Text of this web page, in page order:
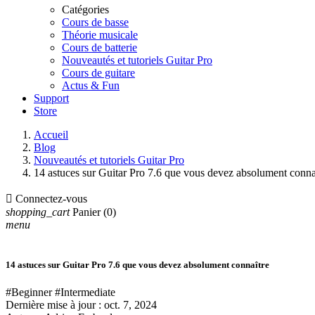
Catégories
Cours de basse
Théorie musicale
Cours de batterie
Nouveautés et tutoriels Guitar Pro
Cours de guitare
Actus & Fun
Support
Store
Accueil
Blog
Nouveautés et tutoriels Guitar Pro
14 astuces sur Guitar Pro 7.6 que vous devez absolument
 Connectez-vous
shopping_cart Panier (0)
menu
14 astuces sur Guitar Pro 7.6 que vous devez absolument connaître
#Beginner #Intermediate
Dernière mise à jour : oct. 7, 2024